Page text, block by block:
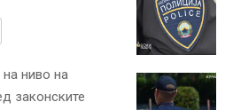
ниво на
законските